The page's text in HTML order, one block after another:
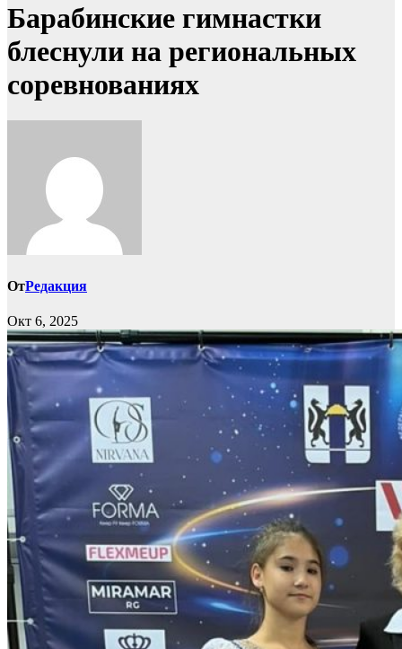
Барабинские гимнастки
блеснули на региональных
соревнованиях
ОтРедакция
Окт 6, 2025